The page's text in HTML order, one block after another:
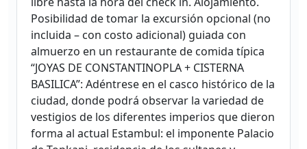
Posibilidad de tomar la excursión opcional (no
incluida – con costo adicional) guiada con
almuerzo en un restaurante de comida típica
“JOYAS DE CONSTANTINOPLA + CISTERNA
BASILICA”: Adéntrese en el casco histórico de la
ciudad, donde podrá observar la variedad de
vestigios de los diferentes imperios que dieron
forma al actual Estambul: el imponente Palacio